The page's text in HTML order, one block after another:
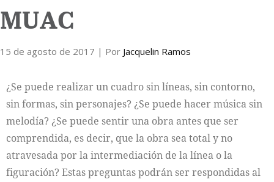
Cultura
MUAC
15 de agosto de 2017 | Por Jacquelin Ramos
¿Se puede realizar un cuadro sin líneas, sin contorno,
sin formas, sin personajes? ¿Se puede hacer música sin
melodía? ¿Se puede sentir una obra antes que ser
comprendida, es decir, que la obra sea total y no
atravesada por la intermediación de la línea o la
figuración? Estas preguntas podrán ser respondidas al